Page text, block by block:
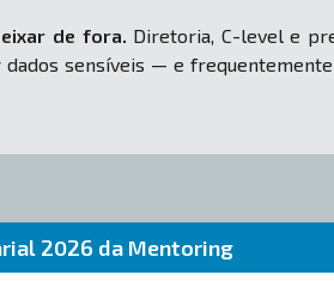
de fora. Diretoria, C-level e
sensíveis — e
2026 da Mentoring